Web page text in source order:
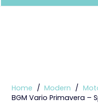
Home / Modern /
BGM Vario Primavera –